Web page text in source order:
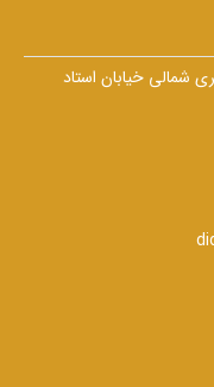
شمالی خیابان استاد